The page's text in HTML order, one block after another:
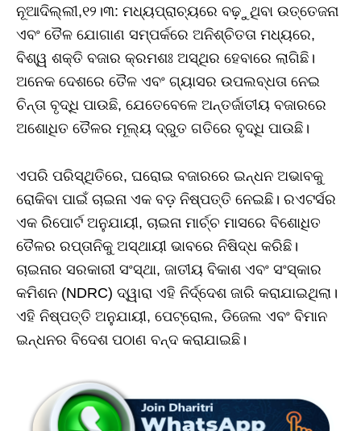
ନୂଆଦିଲ୍ଲୀ,୧୨।୩: ମଧ୍ୟପ୍ରାଚ୍ୟରେ ବଢ଼ୁଥିବା ଉତ୍ତେଜନା
ଏବଂ ତୈଳ ଯୋଗାଣ ସମ୍ପର୍କରେ ଅନିଶ୍ଚିତତା ମଧ୍ୟରେ,
ବିଶ୍ୱ ଶକ୍ତି ବଜାର କ୍ରମଶଃ ଅସ୍ଥିର ହେବାରେ ଲାଗିଛି।
ଅନେକ ଦେଶରେ ତୈଳ ଏବଂ ଗ୍ୟାସର ଉପଲବ୍ଧତା ନେଇ
ଚିନ୍ତା ବୃଦ୍ଧି ପାଉଛି, ଯେତେବେଳେ ଅନ୍ତର୍ଜାତୀୟ ବଜାରରେ
ଅଶୋଧିତ ତୈଳର ମୂଲ୍ୟ ଦ୍ରୁତ ଗତିରେ ବୃଦ୍ଧି ପାଉଛି।
ଏପରି ପରିସ୍ଥିତିରେ, ଘରୋଇ ବଜାରରେ ଇନ୍ଧନ ଅଭାବକୁ
ରୋକିବା ପାଇଁ ଚାଇନା ଏକ ବଡ଼ ନିଷ୍ପତ୍ତି ନେଇଛି। ରଏଟର୍ସର
ଏକ ରିପୋର୍ଟ ଅନୁଯାୟୀ, ଚାଇନା ମାର୍ଚ୍ଚ ମାସରେ ବିଶୋଧିତ
ତୈଳର ରପ୍ତାନିକୁ ଅସ୍ଥାୟୀ ଭାବରେ ନିଷିଦ୍ଧ କରିଛି।
ଚାଇନାର ସରକାରୀ ସଂସ୍ଥା, ଜାତୀୟ ବିକାଶ ଏବଂ ସଂସ୍କାର
କମିଶନ (NDRC) ଦ୍ୱାରା ଏହି ନିର୍ଦ୍ଦେଶ ଜାରି କରାଯାଇଥିଲା।
ଏହି ନିଷ୍ପତ୍ତି ଅନୁଯାୟୀ, ପେଟ୍ରୋଲ, ଡିଜେଲ ଏବଂ ବିମାନ
ଇନ୍ଧନର ବିଦେଶ ପଠାଣ ବନ୍ଦ କରାଯାଇଛି।